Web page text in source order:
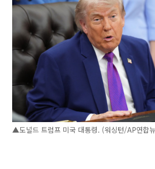
▲도널드 트럼프 미국 대통령. (워싱턴/AP연합